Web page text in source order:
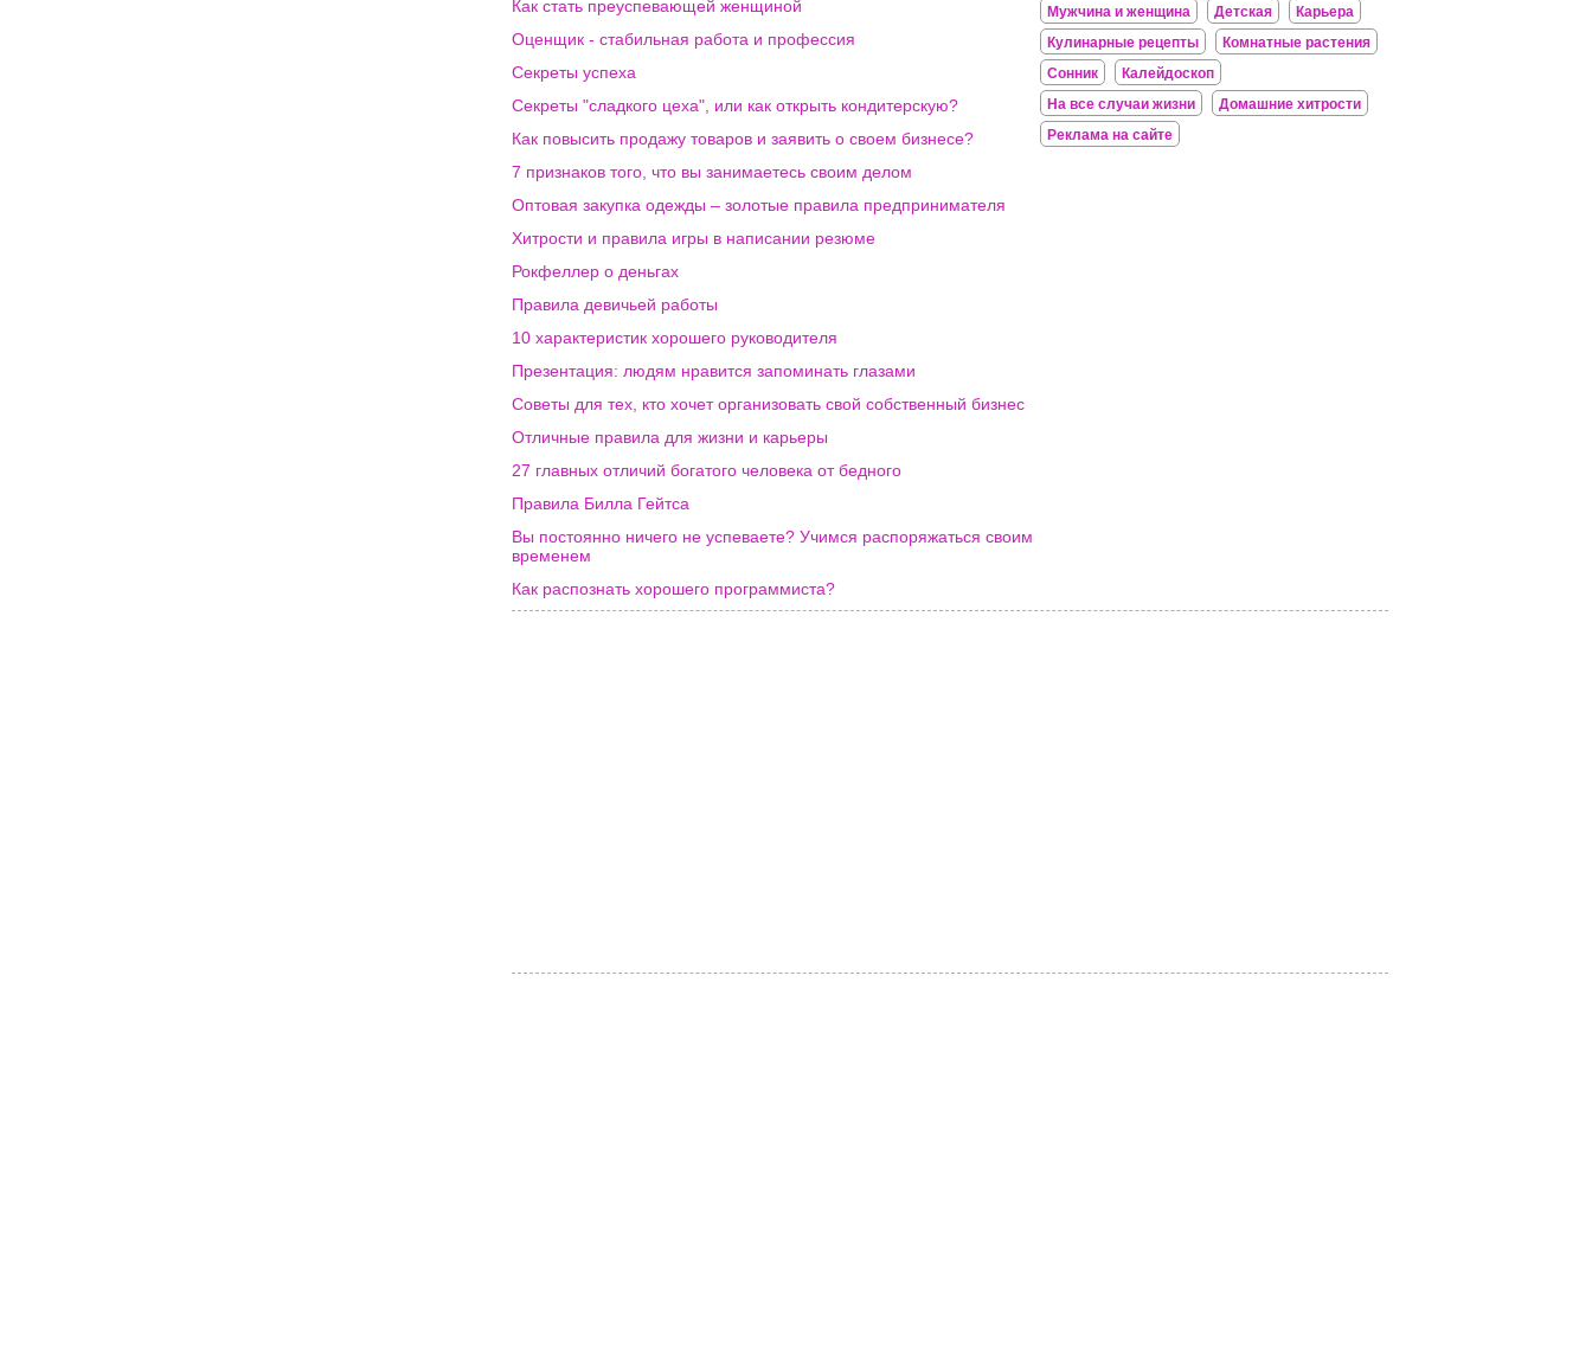
Как стать преуспевающей женщиной
Оценщик - стабильная работа и профессия
Секреты успеха
Секреты "сладкого цеха", или как открыть кондитерскую?
Как повысить продажу товаров и заявить о своем бизнесе?
7 признаков того, что вы занимаетесь своим делом
Оптовая закупка одежды – золотые правила предпринимателя
Хитрости и правила игры в написании резюме
Рокфеллер о деньгах
Правила девичьей работы
10 характеристик хорошего руководителя
Презентация: людям нравится запоминать глазами
Советы для тех, кто хочет организовать свой собственный бизнес
Отличные правила для жизни и карьеры
27 главных отличий богатого человека от бедного
Правила Билла Гейтса
Вы постоянно ничего не успеваете? Учимся распоряжаться своим
временем
Как распознать хорошего программиста?
Мужчина и женщина
Детская
Карьера
Кулинарные рецепты
Комнатные растения
Сонник
Калейдоскоп
На все случаи жизни
Домашние хитрости
Реклама на сайте